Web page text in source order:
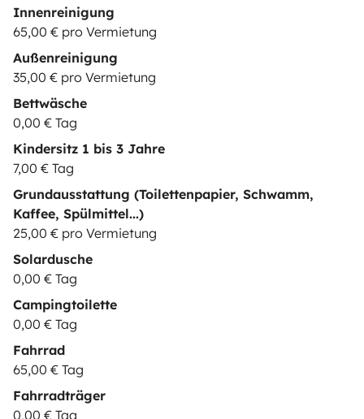
Innenreinigung
65,00 € pro Vermietung
Außenreinigung
35,00 € pro Vermietung
Bettwäsche
0,00 € Tag
Kindersitz 1 bis 3 Jahre
7,00 € Tag
Grundausstattung (Toilettenpapier, Schwamm,
Kaffee, Spülmittel...)
25,00 € pro Vermietung
Solardusche
0,00 € Tag
Campingtoilette
0,00 € Tag
Fahrrad
65,00 € Tag
Fahrradträger
0,00 € Tag